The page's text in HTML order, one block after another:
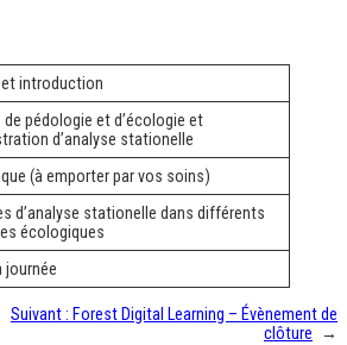
introduction
de pédologie et d’écologie et
d’analyse stationelle
(à emporter par vos soins)
d’analyse stationelle dans différents
écologiques
journée
Suivant : Forest Digital Learning – Évènement de
clôture
→